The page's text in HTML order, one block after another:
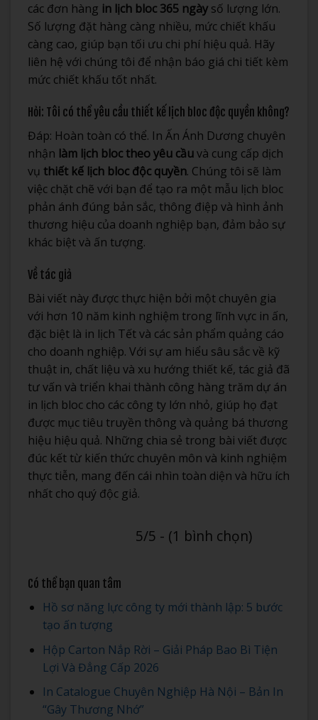
các đơn hàng in lịch bloc 365 ngày số lượng lớn.
Số lượng đặt hàng càng nhiều, mức chiết khấu
càng cao, giúp bạn tối ưu chi phí hiệu quả. Hãy
liên hệ với chúng tôi để nhận báo giá chi tiết kèm
mức chiết khấu tốt nhất.
Hỏi: Tôi có thể yêu cầu thiết kế lịch bloc độc quyền không?
Đáp: Hoàn toàn có thể. In Ấn Ánh Dương chuyên
nhận làm lịch bloc theo yêu cầuvà cung cấp dịch
vụ thiết kế lịch bloc độc quyền. Chúng tôi sẽ làm
việc chặt chẽ với bạn để tạo ra một mẫu lịch bloc
phản ánh đúng bản sắc, thông điệp và hình ảnh
thương hiệu của doanh nghiệp bạn, đảm bảo sự
khác biệt và ấn tượng.
Về tác giả
Bài viết này được thực hiện bởi một chuyên gia
với hơn 10 năm kinh nghiệm trong lĩnh vực in ấn,
đặc biệt là in lịch Tết và các sản phẩm quảng cáo
cho doanh nghiệp. Với sự am hiểu sâu sắc về kỹ
thuật in, chất liệu và xu hướng thiết kế, tác giả đã
tư vấn và triển khai thành công hàng trăm dự án
in lịch bloc cho các công ty lớn nhỏ, giúp họ đạt
được mục tiêu truyền thông và quảng bá thương
hiệu hiệu quả. Những chia sẻ trong bài viết được
đúc kết từ kiến thức chuyên môn và kinh nghiệm
thực tiễn, mang đến cái nhìn toàn diện và hữu ích
nhất cho quý độc giả.
5/5 - (1 bình chọn)
Có thể bạn quan tâm
Hồ sơ năng lực công ty mới thành lập: 5 bước
tạo ấn tượng
Hộp Carton Nắp Rời – Giải Pháp Bao Bì Tiện
Lợi Và Đẳng Cấp 2026
In Catalogue Chuyên Nghiệp Hà Nội – Bản In
“Gây Thương Nhớ”